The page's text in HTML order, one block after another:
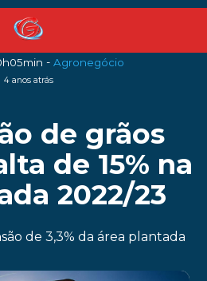
- Agronegócio
4 anos atrás
de grãos
de 15% na
2022/23
de 3,3% da área plantada